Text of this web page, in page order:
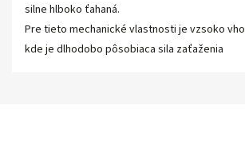
silne hlboko ťahaná.
Pre tieto mechanické vlastnosti je vzsoko
kde je dlhodobo pôsobiaca sila zaťaženia